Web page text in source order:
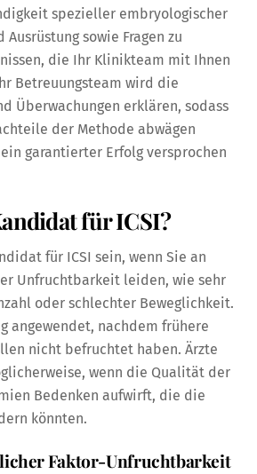
spezieller embryologischer
Ausrüstung sowie Fragen zu
die Ihr Klinikteam mit Ihnen
Betreuungsteam wird die
Überwachungen erklären, sodass
der Methode abwägen
garantierter Erfolg versprochen
für ICSI?
für ICSI sein, wenn Sie an
Unfruchtbarkeit leiden, wie sehr
oder schlechter Beweglichkeit.
angewendet, nachdem frühere
nicht befruchtet haben. Ärzte
wenn die Qualität der
Bedenken aufwirft, die die
könnten.
Faktor-Unfruchtbarkeit